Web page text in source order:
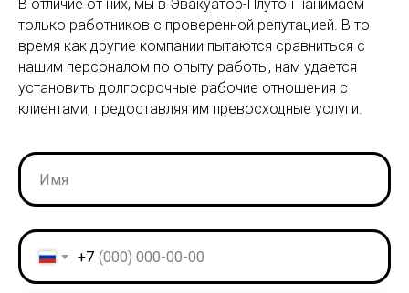
В отличие от них, мы в Эвакуатор-Плутон нанимаем
только работников с проверенной репутацией. В то
время как другие компании пытаются сравниться с
нашим персоналом по опыту работы, нам удается
установить долгосрочные рабочие отношения с
клиентами, предоставляя им превосходные услуги.
+7